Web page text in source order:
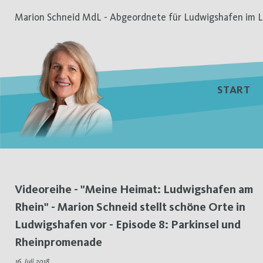
Inhalt
Marion Schneid MdL - Abgeordnete für Ludwigshafen im
START
Schlagwort:
Ernst-
Bloch-
Videoreihe - "Meine Heimat: Ludwigshafen am
Rhein" - Marion Schneid stellt schöne Orte in
Ludwigshafen vor - Episode 8: Parkinsel und
Rheinpromenade
16. Juli 2018